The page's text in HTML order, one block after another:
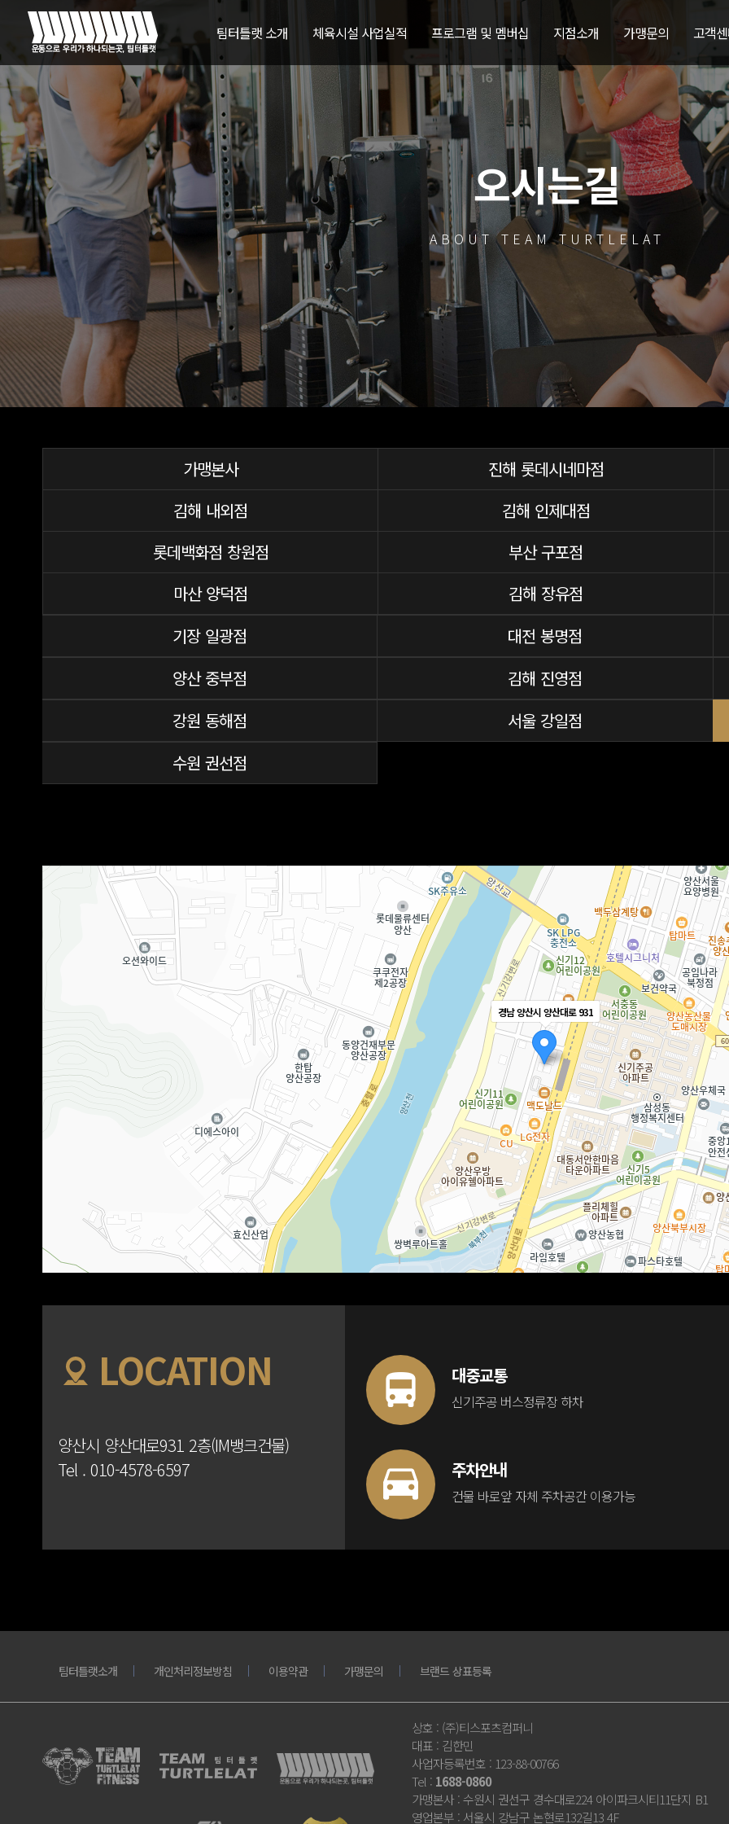
팀터틀랫 소개 체육시설 사업실적 프로그램 및 멤버십 지점소개 가맹문의 고객
오시는길
ABOUT TEAM TURTLELAT
가맹본사
진해 롯데시네마점
김해 내외점
김해 인제대점
롯데백화점 창원점
부산 구포점
마산 양덕점
김해 장유점
기장 일광점
대전 봉명점
양산 중부점
김해 진영점
강원 동해점
서울 강일점
수원 권선점
경남 양산시 양산대로 931
LOCATION
양산시 양산대로931 2층(IM뱅크건물)
Tel . 010-4578-6597
대중교통
신기주공 버스정류장 하차
주차안내
건물 바로앞 자체 주차공간 이용가능
팀터틀랫소개 개인처리정보방침 이용약관 가맹문의 브랜드 상표등록
상호 : (주)티스포츠컴퍼니
대표 : 김한민
사업자등록번호 : 123-88-00766
Tel : 1688-0860
가맹본사: 수원시 권선구 경수대로224 아이파크시티11단지 B1
영업본부 : 서울시 강남구 논현로132길13 4F